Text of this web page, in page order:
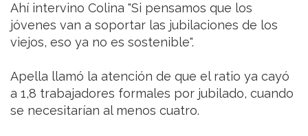
Ahí intervino Colina "Si pensamos que los
jóvenes van a soportar las jubilaciones de los
viejos, eso ya no es sostenible".
Apella llamó la atención de que el ratio ya cayó
a 1,8 trabajadores formales por jubilado, cuando
se necesitarían al menos cuatro.